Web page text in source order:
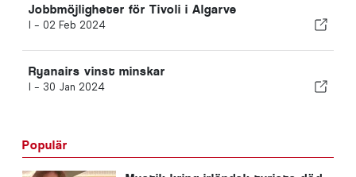
Jobbmöjligheter för Tivoli i Algarve
I - 02 Feb 2024
Ryanairs vinst minskar
I - 30 Jan 2024
Populär